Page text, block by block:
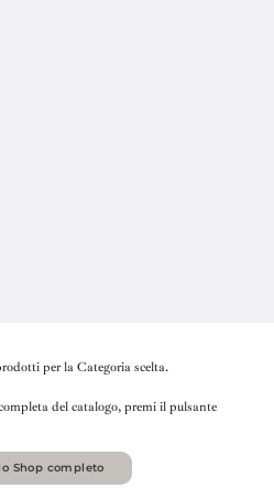
per la Categoria scelta.
del catalogo, premi il pulsante
Shop completo